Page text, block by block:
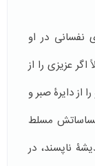
نفسانی در او
عزیزی را از
از دایرۀ صبر و
مسلط
ناپسند، در